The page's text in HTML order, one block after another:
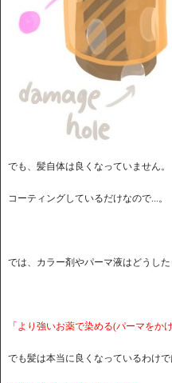
でも、髪自体は良くなっていません。
コーティングしているだけなので...。
では、カラー剤やパーマ液はどうし
「より強いお薬で染める(パーマをか
でも髪は本当に良くなっているわけで